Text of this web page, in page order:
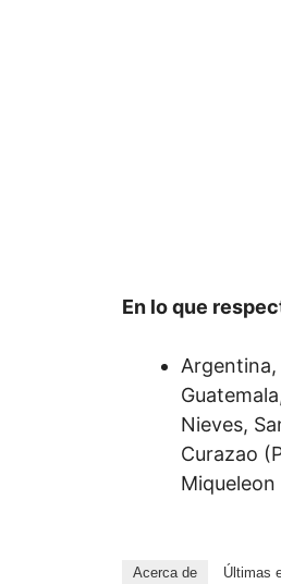
En lo que
Argentina,
Nieves,
Curazao
Acerca de Últimas